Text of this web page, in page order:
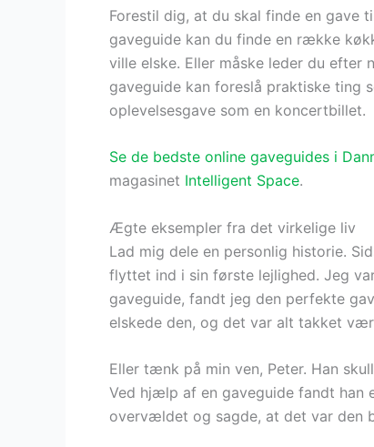
Forestil dig, at du skal finde en gave
gaveguide kan du finde en række
ville elske. Eller måske leder du efter
gaveguide kan foreslå praktiske ting
oplevelsesgave som en koncertbillet.
Se de bedste online gaveguides i
magasinet Intelligent Space.
Ægte eksempler fra det virkelige liv
Lad mig dele en personlig historie.
flyttet ind i sin første lejlighed. Jeg
gaveguide, fandt jeg den perfekte
elskede den, og det var alt takket
Eller tænk på min ven, Peter. Han
Ved hjælp af en gaveguide fandt han
overvældet og sagde, at det var den